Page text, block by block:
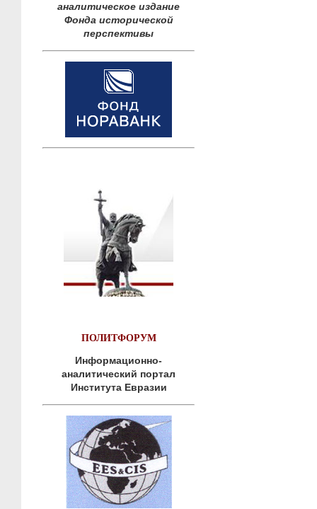
аналитическое издание
Фонда исторической
перспективы
ПОЛИТФОРУМ
Информационно-
аналитический портал
Института Евразии